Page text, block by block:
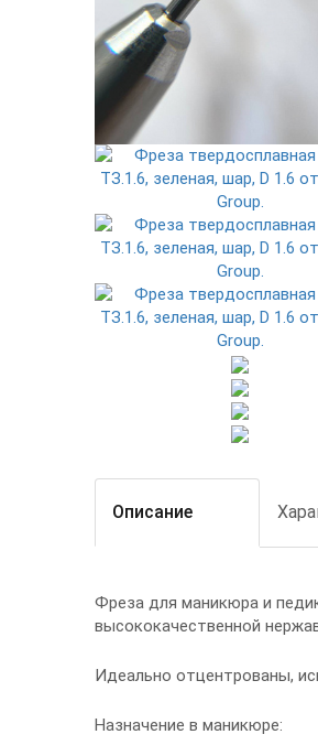
Описание
Фреза для маникюра и
высококачественной
Идеально отцентрованы,
Назначение в маникюре: